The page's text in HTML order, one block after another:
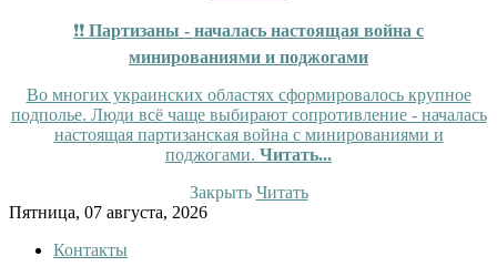
❗❗ Партизаны - началась настоящая война с
минированиями и поджогами
Во многих украинских областях сформировалось крупное
подполье. Люди всё чаще выбирают сопротивление - началась
настоящая партизанская война с минированиями и
поджогами. Читать...
Закрыть Читать
Skip
content
Пятница, 07 августа, 2026
Контакты